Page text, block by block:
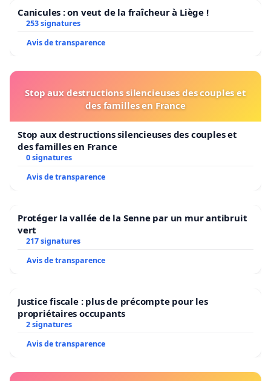
Canicules : on veut de la fraîcheur à Liège !
253 signatures
Avis de transparence
Stop aux destructions silencieuses des couples et
des familles en France
Stop aux destructions silencieuses des couples et
des familles en France
0 signatures
Avis de transparence
Protéger la vallée de la Senne par un mur antibruit
vert
217 signatures
Avis de transparence
Justice fiscale : plus de précompte pour les
propriétaires occupants
2 signatures
Avis de transparence